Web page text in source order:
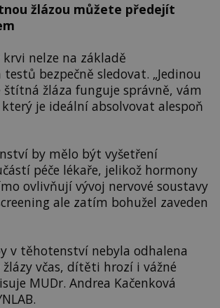
žlázou můžete předejít
nelze na základě
bezpečně sledovat. „Jedinou
štítná žláza funguje správně, vám
je ideální absolvovat alespoň
by mělo být vyšetření
péče lékaře, jelikož hormony
ovlivňují vývoj nervové soustavy
ale zatím bohužel zaveden
v těhotenství nebyla odhalena
včas, dítěti hrozí i vážné
MUDr. Andrea Kačenková